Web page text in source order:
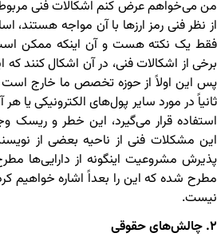
من می‌خواهم عرض کنم اشکالات فنی مربوط
از نظر فنی رمز ارزها با آن مواجه هستند،
فقط یک نکته هست و آن اینکه ممکن
برخی از اشکالات فنی، در آن اشکال کنند
پس این اولاً از حوزه تخصص ما خارج است
ثانیاً در مورد سایر پول‌های الکترونیکی یا
استفاده قرار می‌گیرد، این خطر و ریسک
این مشکلات فنی از ناحیه بعضی از
پذیرش مشروعیت اینگونه از دارایی‌ها
مطرح شده که این را بعداً اشاره خواهیم
نیست.
۲. چالش‌های حقوقی